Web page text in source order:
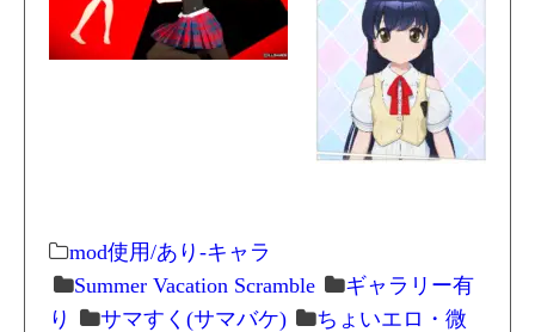
mod使用/あり-キャラ
Summer Vacation Scramble
ギャラリー有
り
サマすく(サマバケ)
ちょいエロ・微